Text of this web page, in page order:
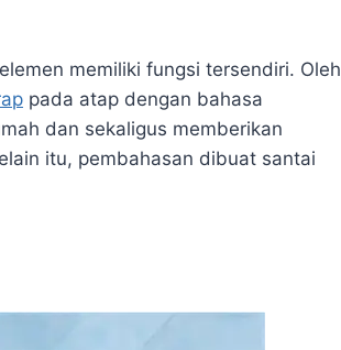
memiliki fungsi tersendiri. Oleh
pada atap dengan bahasa
dan sekaligus memberikan
itu, pembahasan dibuat santai